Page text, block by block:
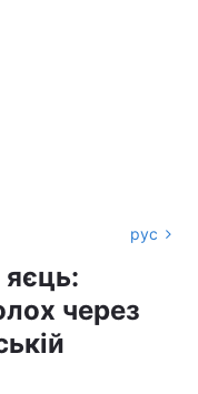
рус
яєць:
через